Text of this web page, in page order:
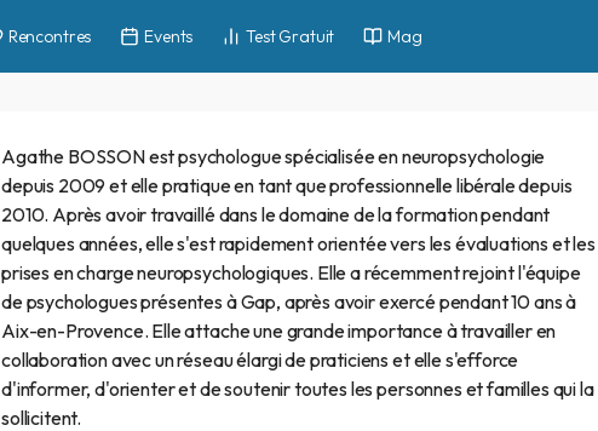
Rencontres Events Test Gratuit Mag
Agathe BOSSON est psychologue spécialisée en neuropsychologie
depuis 2009 et elle pratique en tant que professionnelle libérale depuis
2010. Après avoir travaillé dans le domaine de la formation pendant
quelques années, elle s'est rapidement orientée vers les évaluations et les
prises en charge neuropsychologiques. Elle a récemment rejoint l'équipe
de psychologues présentes à Gap, après avoir exercé pendant 10 ans à
Aix-en-Provence. Elle attache une grande importance à travailler en
collaboration avec un réseau élargi de praticiens et elle s'efforce
d'informer, d'orienter et de soutenir toutes les personnes et familles qui la
sollicitent.